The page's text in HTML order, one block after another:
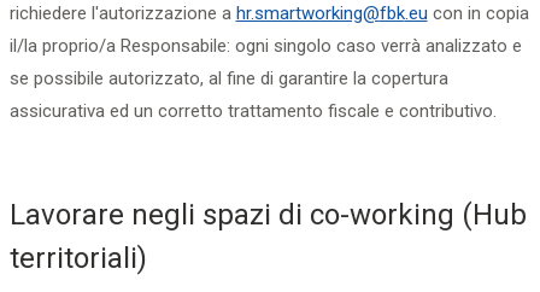
richiedere l'autorizzazione a hr.smartworking@fbk.eu con in copia
il/la proprio/a Responsabile: ogni singolo caso verrà analizzato e
se possibile autorizzato, al fine di garantire la copertura
assicurativa ed un corretto trattamento fiscale e contributivo.
Lavorare negli spazi di co-working (Hub
territoriali)